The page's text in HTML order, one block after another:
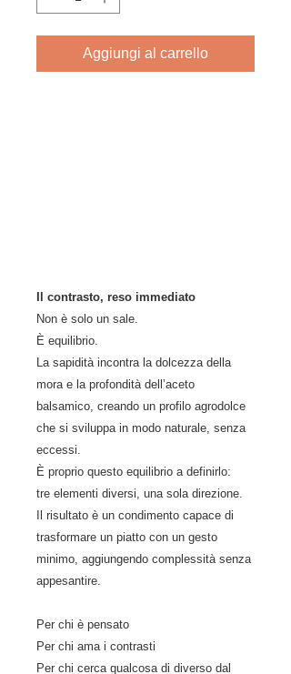
Aggiungi al carrello
Il contrasto, reso immediato
Non è solo un sale.
È equilibrio.
La sapidità incontra la dolcezza della
mora e la profondità dell’aceto
balsamico, creando un profilo agrodolce
che si sviluppa in modo naturale, senza
eccessi.
È proprio questo equilibrio a definirlo:
tre elementi diversi, una sola direzione.
Il risultato è un condimento capace di
trasformare un piatto con un gesto
minimo, aggiungendo complessità senza
appesantire.
Per chi è pensato
Per chi ama i contrasti
Per chi cerca qualcosa di diverso dal